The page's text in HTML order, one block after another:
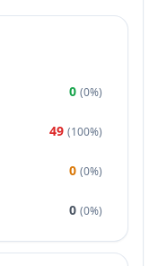
0 (0%)
49 (100%)
0 (0%)
0 (0%)